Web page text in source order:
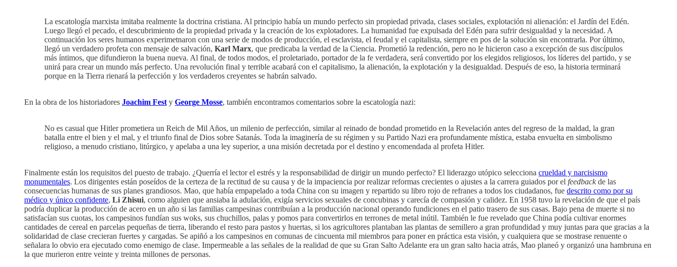
La escatología marxista imitaba realmente la doctrina cristiana. Al principio había un mundo perfecto sin propiedad privada, clases sociales, explotación ni alienación: el Jardín del Edén.
Luego llegó el pecado, el descubrimiento de la propiedad privada y la creación de los explotadores. La humanidad fue expulsada del Edén para sufrir desigualdad y la necesidad. A
continuación los seres humanos experimetnaron con una serie de modos de producción, el esclavista, el feudal y el capitalista, siempre en pos de la solución sin encontrarla. Por último,
llegó un verdadero profeta con mensaje de salvación, Karl Marx, que predicaba la verdad de la Ciencia. Prometió la redención, pero no le hicieron caso a excepción de sus discípulos
más íntimos, que difundieron la buena nueva. Al final, de todos modos, el proletariado, portador de la fe verdadera, será convertido por los elegidos religiosos, los líderes del partido, y se
unirá para crear un mundo más perfecto. Una revolución final y terrible acabará con el capitalismo, la alienación, la explotación y la desigualdad. Después de eso, la historia terminará
porque en la Tierra rienará la perfección y los verdaderos creyentes se habrán salvado.
En la obra de los historiadores Joachim Fest y George Mosse, también encontramos comentarios sobre la escatología nazi:
No es casual que Hitler prometiera un Reich de Mil Años, un milenio de perfección, similar al reinado de bondad prometido en la Revelación antes del regreso de la maldad, la gran
batalla entre el bien y el mal, y el triunfo final de Dios sobre Satanás. Toda la imaginería de su régimen y su Partido Nazi era profundamente mística, estaba envuelta en simbolismo
religioso, a menudo cristiano, litúrgico, y apelaba a una ley superior, a una misión decretada por el destino y encomendada al profeta Hitler.
Finalmente están los requisitos del puesto de trabajo. ¿Querría el lector el estrés y la responsabilidad de dirigir un mundo perfecto? El liderazgo utópico selecciona crueldad y narcisismo
monumentales. Los dirigentes están poseídos de la certeza de la rectitud de su causa y de la impaciencia por realizar reformas crecientes o ajustes a la carrera guiados por el feedbackde las
consecuencias humanas de sus planes grandiosos. Mao, que había empapelado a toda China con su imagen y repartido su libro rojo de refranes a todos los ciudadanos, fue descrito como por su
médico y único confidente, Li Zhisui, como alguien que ansiaba la adulación, exigía servicios sexuales de concubinas y carecía de compasión y calidez. En 1958 tuvo la revelación de que el país
podría duplicar la producción de acero en un año si las familias campesinas contribuían a la producción nacional operando fundiciones en el patio trasero de sus casas. Bajo pena de muerte si no
satisfacían sus cuotas, los campesinos fundían sus woks, sus chuchillos, palas y pomos para convertirlos en terrones de metal inútil. También le fue revelado que China podía cultivar enormes
cantidades de cereal en parcelas pequeñas de tierra, liberando el resto para pastos y huertas, si los agricultores plantaban las plantas de semillero a gran profundidad y muy juntas para que gracias a la
solidaridad de clase crecieran fuertes y cargadas. Se apiñó a los campesinos en comunas de cincuenta mil miembros para poner en práctica esta visión, y cualquiera que se mostrase renuente o
señalara lo obvio era ejecutado como enemigo de clase. Impermeable a las señales de la realidad de que su Gran Salto Adelante era un gran salto hacia atrás, Mao planeó y organizó una hambruna en
la que murieron entre veinte y treinta millones de personas.